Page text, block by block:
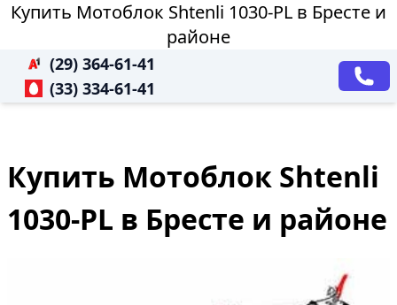
Купить Мотоблок Shtenli 1030-PL в Бресте и
районе
(29) 364-61-41
(33) 334-61-41
Купить Мотоблок Shtenli
1030-PL в Бресте и районе